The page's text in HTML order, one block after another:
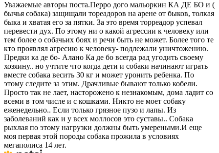
Уважаемые авторы поста.Перро дого мальоркин КА ДЕ БО и (
бычья собака) защищали тореадоров на арене от быков, толкая
быка и хватая его за пятки. За это время торреадор успевал
перевести дух. По этому ни о какой агрессии к человеку или
тем более о собачьих боях и речи быть не может. Более того те
кто проявлял агресию к человеку- подлежали уничтожению.
Предки ка де бо- Алано Ка де бо всегда рад угодить своему
хозяину.. но учтите что когда дети и собаки начинают играть
вместе собака весить 30 кг и может уронить ребенка. По
этому следите за этим. Драчливые бывают только кобели.
Просто так не лает, насторожено к незнакомым, дома ладит со
всеми в том числе и с кошками. Никто не моет собаку
еженедельно.. Если только грязное пузо и лапы. Из
заболеваний как и у всех моллосов это суставы.. Собака
рыхлая по этому нагрузки должны быть умереными.И еще
моя первая этой породы собака прожила в условиях
мегаполиса 14 лет.